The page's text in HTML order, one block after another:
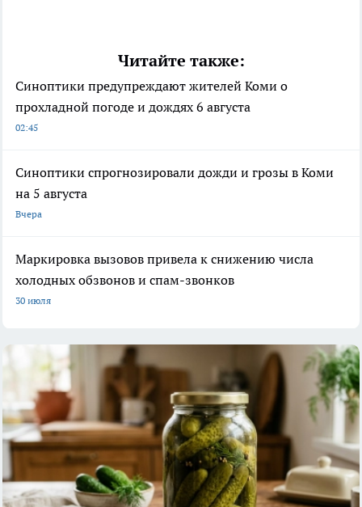
Читайте также:
Синоптики предупреждают жителей Коми о
прохладной погоде и дождях 6 августа
02:45
Синоптики спрогнозировали дожди и грозы в Коми
на 5 августа
Вчера
Маркировка вызовов привела к снижению числа
холодных обзвонов и спам-звонков
30 июля